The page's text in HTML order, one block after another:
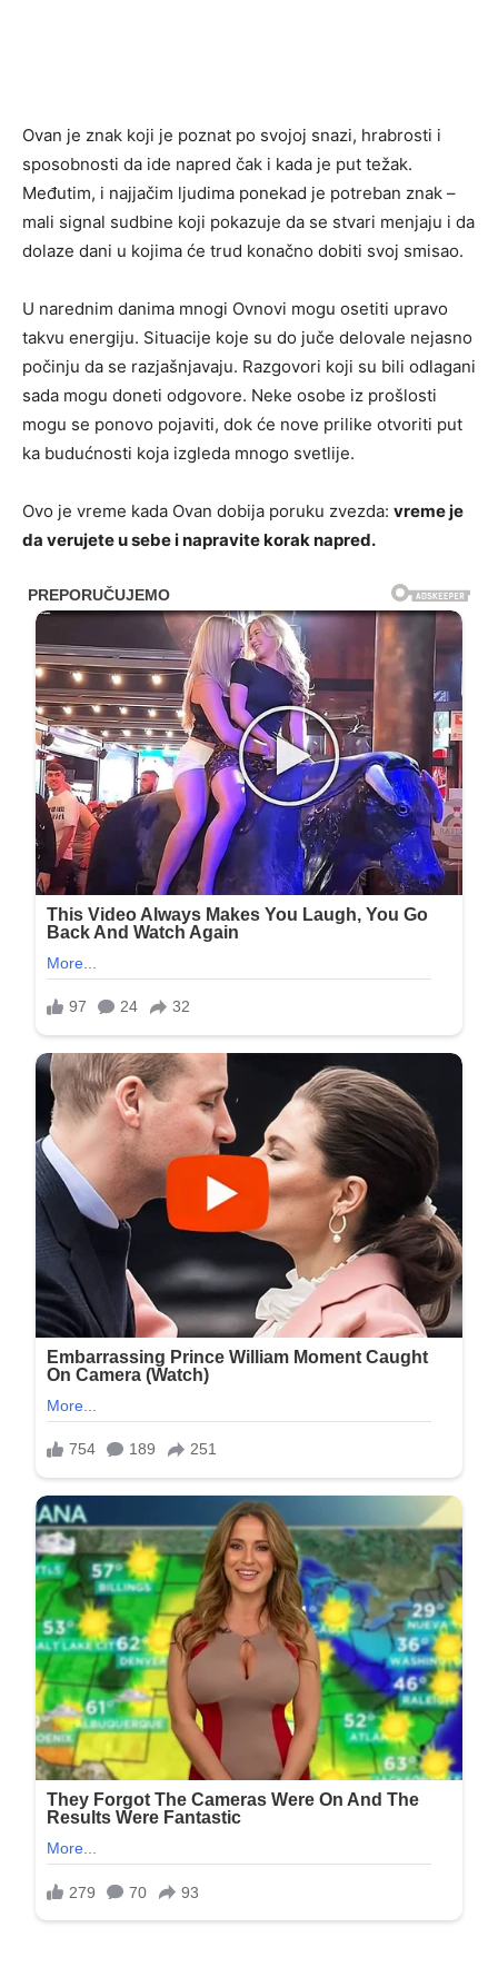
Ovan je znak koji je poznat po svojoj snazi, hrabrosti i
sposobnosti da ide napred čak i kada je put težak.
Međutim, i najjačim ljudima ponekad je potreban znak –
mali signal sudbine koji pokazuje da se stvari menjaju i da
dolaze dani u kojima će trud konačno dobiti svoj smisao.
U narednim danima mnogi Ovnovi mogu osetiti upravo
takvu energiju. Situacije koje su do juče delovale nejasno
počinju da se razjašnjavaju. Razgovori koji su bili odlagani
sada mogu doneti odgovore. Neke osobe iz prošlosti
mogu se ponovo pojaviti, dok će nove prilike otvoriti put
ka budućnosti koja izgleda mnogo svetlije.
Ovo je vreme kada Ovan dobija poruku zvezda: vreme je
da verujete u sebe i napravite korak napred.